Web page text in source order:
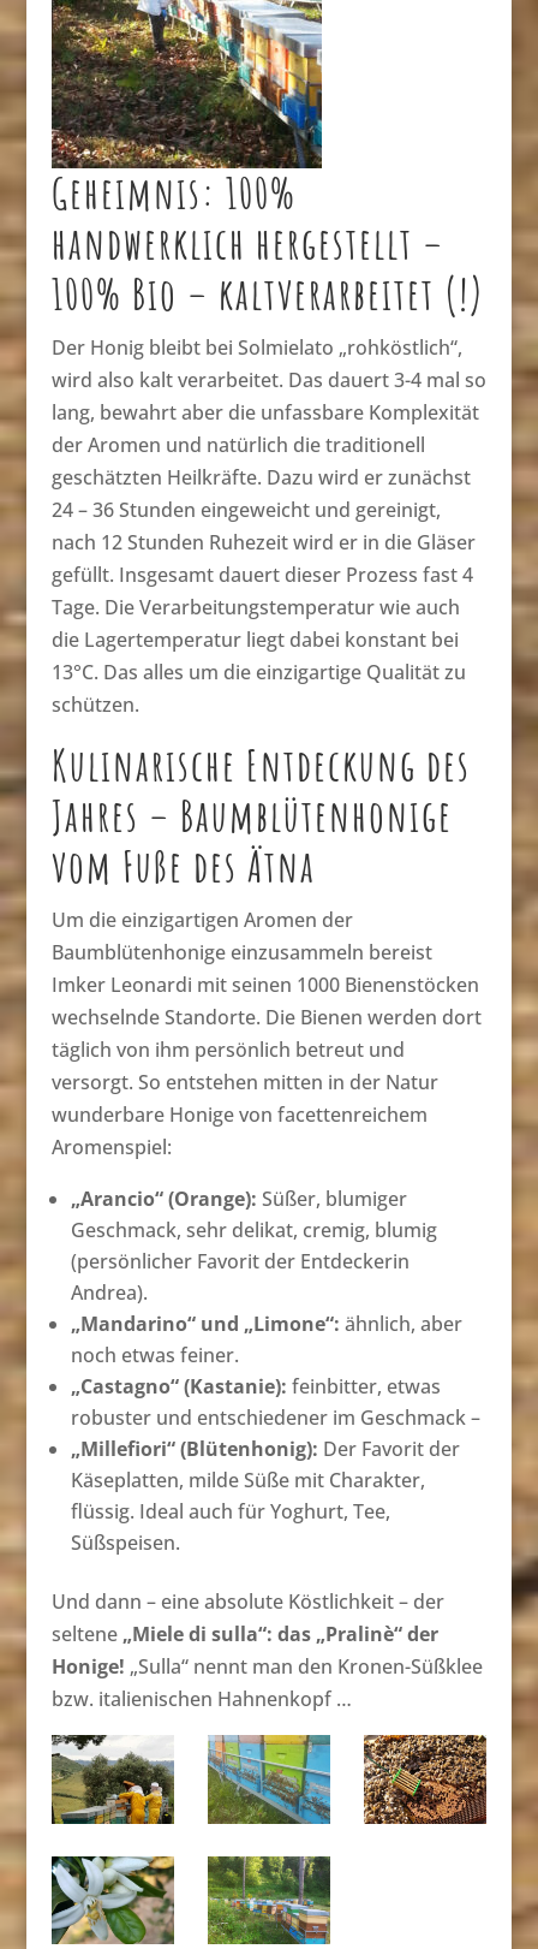
Geheimnis: 100%
handwerklich hergestellt –
100% Bio – kaltverarbeitet (!)
Der Honig bleibt bei Solmielato „rohköstlich“,
wird also kalt verarbeitet. Das dauert 3-4 mal so
lang, bewahrt aber die unfassbare Komplexität
der Aromen und natürlich die traditionell
geschätzten Heilkräfte. Dazu wird er zunächst
24 – 36 Stunden eingeweicht und gereinigt,
nach 12 Stunden Ruhezeit wird er in die Gläser
gefüllt. Insgesamt dauert dieser Prozess fast 4
Tage. Die Verarbeitungstemperatur wie auch
die Lagertemperatur liegt dabei konstant bei
13°C. Das alles um die einzigartige Qualität zu
schützen.
Kulinarische Entdeckung des
Jahres – Baumblütenhonige
vom Fuße des Ätna
Um die einzigartigen Aromen der
Baumblütenhonige einzusammeln bereist
Imker Leonardi mit seinen 1000 Bienenstöcken
wechselnde Standorte. Die Bienen werden dort
täglich von ihm persönlich betreut und
versorgt. So entstehen mitten in der Natur
wunderbare Honige von facettenreichem
Aromenspiel:
„Arancio“ (Orange): Süßer, blumiger
Geschmack, sehr delikat, cremig, blumig
(persönlicher Favorit der Entdeckerin
Andrea).
„Mandarino“ und „Limone“: ähnlich, aber
noch etwas feiner.
„Castagno“ (Kastanie): feinbitter, etwas
robuster und entschiedener im Geschmack –
„Millefiori“ (Blütenhonig): Der Favorit der
Käseplatten, milde Süße mit Charakter,
flüssig. Ideal auch für Yoghurt, Tee,
Süßspeisen.
Und dann – eine absolute Köstlichkeit – der
seltene„Miele di sulla“: das „Pralinè“ der
Honige! „Sulla“ nennt man den Kronen-Süßklee
bzw. italienischen Hahnenkopf …